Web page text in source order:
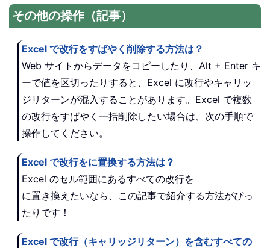
その他の操作（記事）
Excel で改行をすばやく削除する方法は？
Web サイトからデータをコピーしたり、Alt + Enter キ
ーで値を区切ったりすると、Excel に改行やキャリッ
ジリターンが混入することがあります。Excel で複数
の改行をすばやく一括削除したい場合は、次の手順で
操作してください。
Excel で改行をに置換する方法は？
Excel のセル範囲にあるすべての改行を
に置き換えたいなら、この記事で紹介する方法がぴっ
たりです！
Excel で改行（キャリッジリターン）を含むすべての